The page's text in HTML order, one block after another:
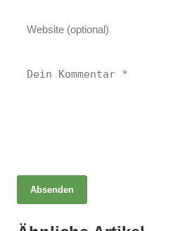
Absenden
19. April 2026
Gesunde Ernährung im Wandel: